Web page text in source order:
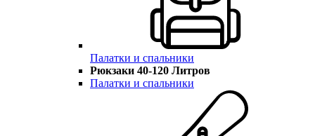
Палатки и спальники
Рюкзаки 40-120 Литров
Палатки и спальники